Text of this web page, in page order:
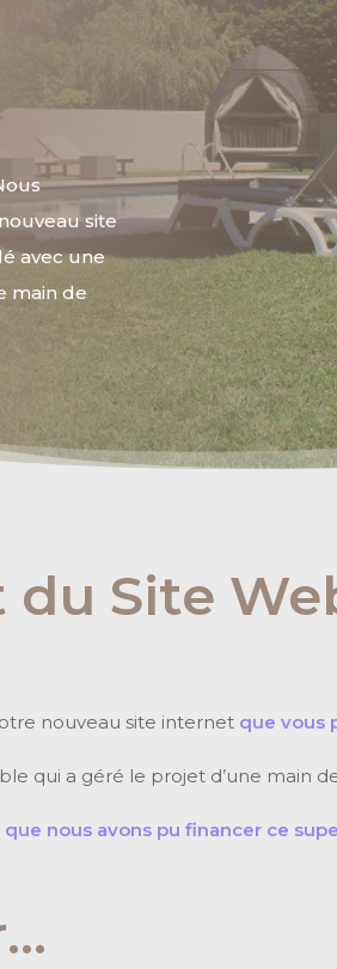
site
avec une
main de
Site
nouveau site internet que vous
qui a géré le projet d’une main
nous avons pu financer ce